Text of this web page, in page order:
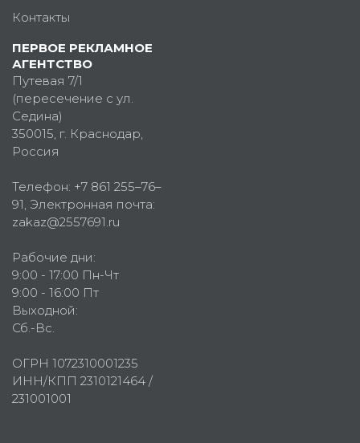
Контакты
ПЕРВОЕ РЕКЛАМНОЕ
АГЕНТСТВО
Путевая 7/1
(пересечение с ул.
Седина)
350015 , г. Краснодар,
Россия
Телефон: +7 861 255–76–
91 , Электронная почта:
zakaz@2557691.ru
Рабочие дни:
9:00 - 17:00 Пн-Чт
9:00 - 16:00 Пт
Выходной:
Сб.-Вс.
ОГРН 1072310001235
ИНН/КПП 2310121464 /
231001001